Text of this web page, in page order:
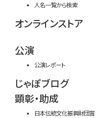
人名一覧から検索
オンラインストア
公演
公演レポート
じゃぽブログ
顕彰・助成
日本伝統文化振興財団賞